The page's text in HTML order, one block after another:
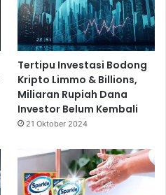
Tertipu Investasi Bodong
Kripto Limmo & Billions,
Miliaran Rupiah Dana
Investor Belum Kembali
21 Oktober 2024